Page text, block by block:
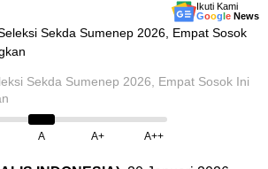
Ikuti Kami
Google News
Sekda Sumenep 2026, Empat Sosok Ini
A A+ A++